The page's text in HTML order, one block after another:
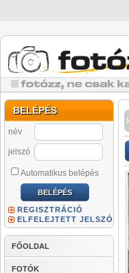
BELÉPÉS
név
jelszó
Automatikus belépés
REGISZTRÁCIÓ
ELFELEJTETT JELSZÓ
FŐOLDAL
FOTÓK